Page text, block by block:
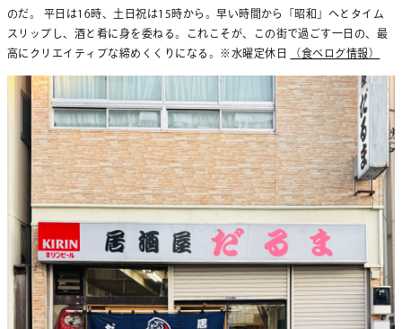
のだ。 平日は16時、土日祝は15時から。早い時間から「昭和」へとタイム
スリップし、酒と肴に身を委ねる。これこそが、この街で過ごす一日の、最
高にクリエイティブな締めくくりになる。※水曜定休日
（食べログ情報）